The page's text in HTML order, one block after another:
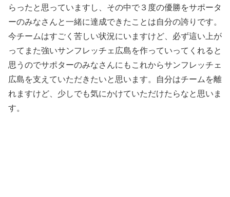
らったと思っていますし、その中で３度の優勝をサポータ
ーのみなさんと一緒に達成できたことは自分の誇りです。
今チームはすごく苦しい状況にいますけど、必ず這い上が
ってまた強いサンフレッチェ広島を作っていってくれると
思うのでサポターのみなさんにもこれからサンフレッチェ
広島を支えていただきたいと思います。自分はチームを離
れますけど、少しでも気にかけていただけたらなと思いま
す。